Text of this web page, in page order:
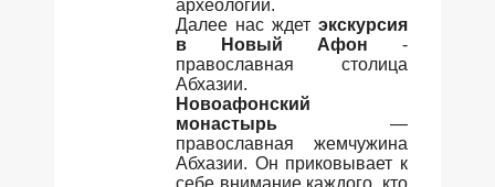
археологии.
Далее нас ждет экскурсия
в Новый Афон -
православная столица
Абхазии.
Новоафонский
монастырь —
православная жемчужина
Абхазии. Он приковывает к
себе внимание каждого, кто